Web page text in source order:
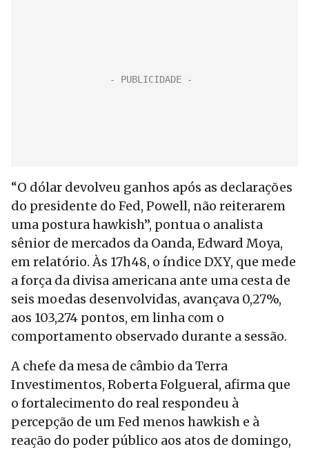
“O dólar devolveu ganhos após as declarações
do presidente do Fed, Powell, não reiterarem
uma postura hawkish”, pontua o analista
sênior de mercados da Oanda, Edward Moya,
em relatório. Às 17h48, o índice DXY, que mede
a força da divisa americana ante uma cesta de
seis moedas desenvolvidas, avançava 0,27%,
aos 103,274 pontos, em linha com o
comportamento observado durante a sessão.
A chefe da mesa de câmbio da Terra
Investimentos, Roberta Folgueral, afirma que
o fortalecimento do real respondeu à
percepção de um Fed menos hawkish e à
reação do poder público aos atos de domingo,